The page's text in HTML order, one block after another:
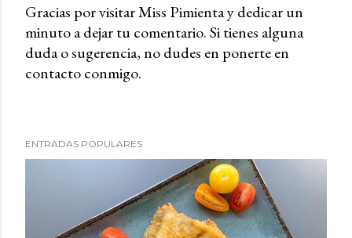
P
u
b
a
Gracias por visitar Miss Pimienta y dedicar un
minuto a dejar tu comentario. Si tienes alguna
duda o sugerencia, no dudes en ponerte en
contacto conmigo.
ENTRADAS POPULARES